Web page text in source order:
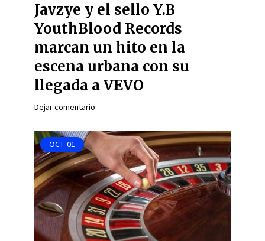
Javzye y el sello Y.B
YouthBlood Records
marcan un hito en la
escena urbana con su
llegada a VEVO
Dejar comentario
OCT 01